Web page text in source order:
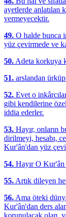
ayetlerde anlatılan
vermeyecektir.
49. O halde bunca
yüz çevirmede ve
50. Adeta korkuya
51. arslandan
52. Evet o
gibi kendilerine
iddia ederler.
53. Hayır, onların
dirilmeyi, hesabı,
Kur'ân'dan yüz
54. Hayır O
55. Artık dileyen
56. Ama öteki
Kur'ân'dan ders
korunulacak olan,